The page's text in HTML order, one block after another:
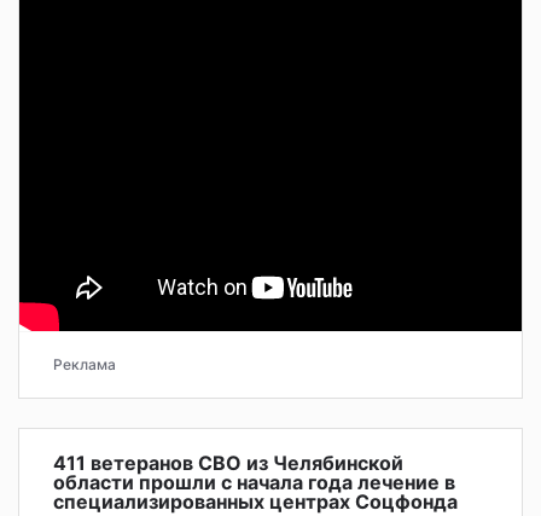
Реклама
411 ветеранов СВО из Челябинской
области прошли с начала года лечение в
специализированных центрах Соцфонда